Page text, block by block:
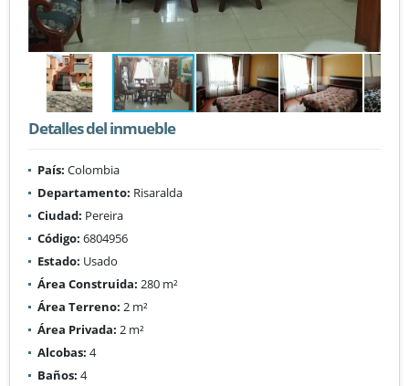
Detalles del inmueble
País: Colombia
Departamento: Risaralda
Ciudad: Pereira
Código: 6804956
Estado: Usado
Área Construida: 280 m²
Área Terreno: 2 m²
Área Privada: 2 m²
Alcobas: 4
Baños: 4